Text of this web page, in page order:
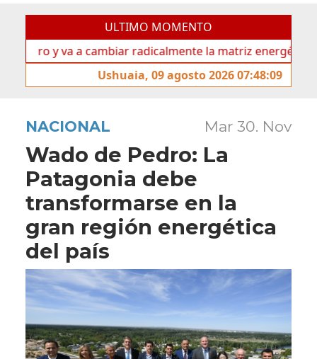
ULTIMO MOMENTO
va a cambiar radicalmente la matriz energética de
Ushuaia, 09 agosto 2026 07:48:09
NACIONAL Mar 30. Nov
Wado de Pedro: La
Patagonia debe
transformarse en la
gran región energética
del país